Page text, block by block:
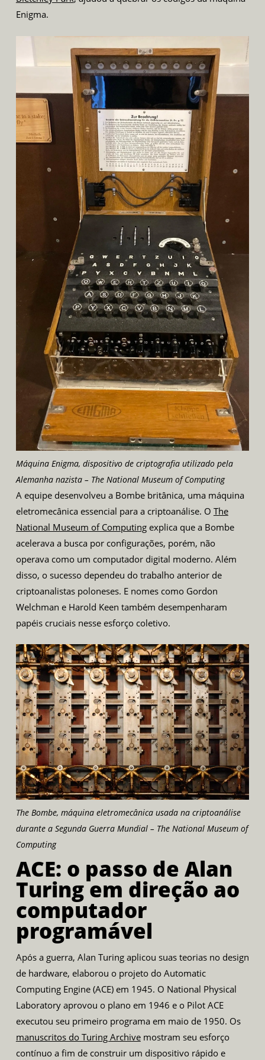
Enigma.
Máquina Enigma, dispositivo de criptografia utilizado pela
Alemanha nazista – The National Museum of Computing
A equipe desenvolveu a Bombe britânica, uma máquina
eletromecânica essencial para a criptoanálise. O The
National Museum of Computingexplica que a Bombe
acelerava a busca por configurações, porém, não
operava como um computador digital moderno. Além
disso, o sucesso dependeu do trabalho anterior de
criptoanalistas poloneses. E nomes como Gordon
Welchman e Harold Keen também desempenharam
papéis cruciais nesse esforço coletivo.
The Bombe, máquina eletromecânica usada na criptoanálise
durante a Segunda Guerra Mundial – The National Museum of
Computing
ACE: o passo de Alan
Turing em direção ao
computador
programável
Após a guerra, Alan Turing aplicou suas teorias no design
de hardware, elaborou o projeto do Automatic
Computing Engine (ACE) em 1945. O National Physical
Laboratory aprovou o plano em 1946 e o Pilot ACE
executou seu primeiro programa em maio de 1950. Os
manuscritos do Turing Archivemostram seu esforço
contínuo a fim de construir um dispositivo rápido e